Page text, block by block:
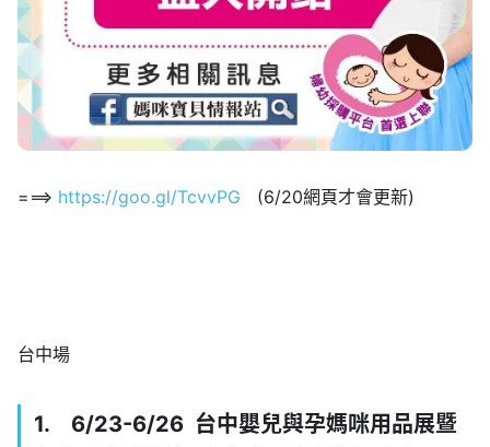
===> https://goo.gl/TcvvPG (6/20網頁才會更新)
台中場
1. 6/23-6/26 台中嬰兒與孕媽咪用品展暨